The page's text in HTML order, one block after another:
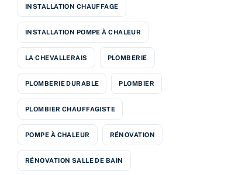
INSTALLATION CHAUFFAGE
INSTALLATION POMPE À CHALEUR
LA CHEVALLERAIS PLOMBERIE
PLOMBERIE DURABLE PLOMBIER
PLOMBIER CHAUFFAGISTE
POMPE À CHALEUR RÉNOVATION
RÉNOVATION SALLE DE BAIN